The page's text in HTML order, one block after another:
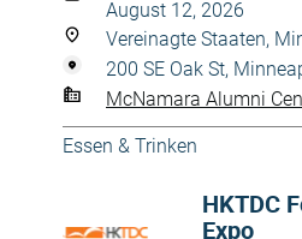
August 12, 2026
Vereinagte Staaten,
200 SE Oak St,
McNamara Alumni
Essen & Trinken
HKTDC
Expo